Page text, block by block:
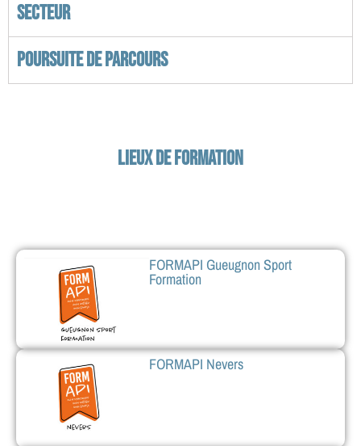
Secteur
Poursuite de parcours
lieux de formation
FORMAPI Gueugnon Sport
Formation
FORMAPI Nevers